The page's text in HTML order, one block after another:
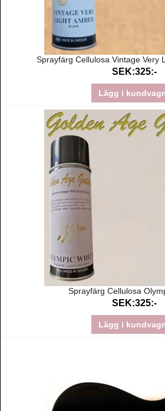
Sprayfärg Cellulosa Vintage Very
SEK:325:-
Lägg i
Sprayfärg Cellulosa
SEK:325:-
Lägg i